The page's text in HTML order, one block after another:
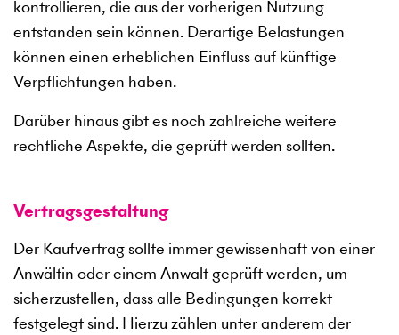
kontrollieren, die aus der vorherigen Nutzung
entstanden sein können. Derartige Belastungen
können einen erheblichen Einfluss auf künftige
Verpflichtungen haben.
Darüber hinaus gibt es noch zahlreiche weitere
rechtliche Aspekte, die geprüft werden sollten.
Vertragsgestaltung
Der Kaufvertrag sollte immer gewissenhaft von einer
Anwältin oder einem Anwalt geprüft werden, um
sicherzustellen, dass alle Bedingungen korrekt
festgelegt sind. Hierzu zählen unter anderem der